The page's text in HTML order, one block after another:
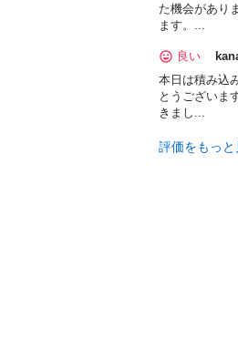
た機会があり
ます。...
良い
本日は積み込
とうございま
きまし...
評価をもっと